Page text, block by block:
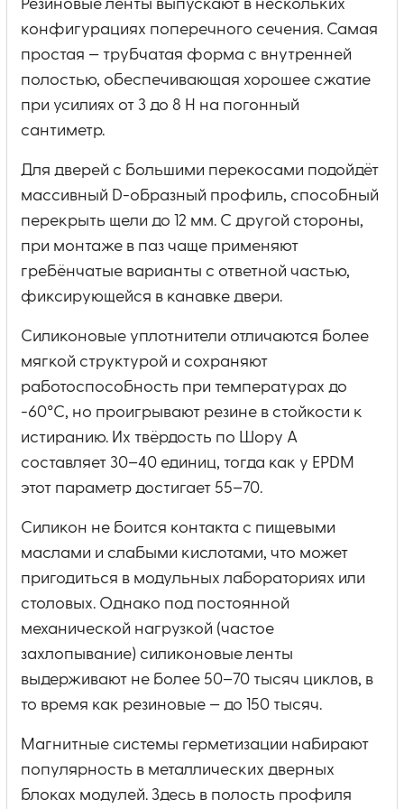
Резиновые ленты выпускают в нескольких
конфигурациях поперечного сечения. Самая
простая — трубчатая форма с внутренней
полостью, обеспечивающая хорошее сжатие
при усилиях от 3 до 8 Н на погонный
сантиметр.
Для дверей с большими перекосами подойдёт
массивный D-образный профиль, способный
перекрыть щели до 12 мм. С другой стороны,
при монтаже в паз чаще применяют
гребёнчатые варианты с ответной частью,
фиксирующейся в канавке двери.
Силиконовые уплотнители отличаются более
мягкой структурой и сохраняют
работоспособность при температурах до
-60°C, но проигрывают резине в стойкости к
истиранию. Их твёрдость по Шору A
составляет 30–40 единиц, тогда как у EPDM
этот параметр достигает 55–70.
Силикон не боится контакта с пищевыми
маслами и слабыми кислотами, что может
пригодиться в модульных лабораториях или
столовых. Однако под постоянной
механической нагрузкой (частое
захлопывание) силиконовые ленты
выдерживают не более 50–70 тысяч циклов, в
то время как резиновые — до 150 тысяч.
Магнитные системы герметизации набирают
популярность в металлических дверных
блоках модулей. Здесь в полость профиля